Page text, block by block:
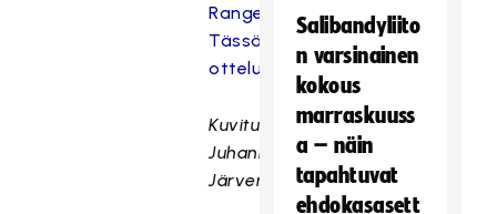
Rangers:
Tässä
otteluohjelma.
Kuvituskuva:
Juhani
Järvenpää
Salibandyliito
n varsinainen
kokous
marraskuuss
a – näin
tapahtuvat
ehdokasasett